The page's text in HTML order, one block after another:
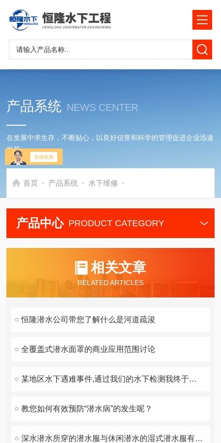
产品系统 NEWS CENTER
在发展中求生存，不断贴心，以良好信誉和科学的管理促进企业迅速
发展
首页 - 产品系统 - 水下维修 -
产品中心 PRODUCT CATEGORY
相关文章
RELATED ARTICLES
恒隆潜水公司带您了解什么是河道疏浚
全覆盖式潜水面罩的商业应用范围讨论
某地区水下遇难事件,通过我们的水下检测我终于找到你了！
教您如何有效预防“潜水病”的发生呢？
深水潜水所穿的潜水服与休闲潜水的湿式潜水服有何不同